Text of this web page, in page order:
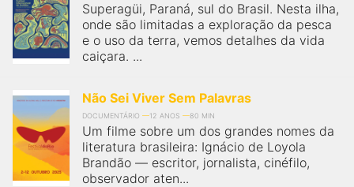
Superagüi, Paraná, sul do Brasil. Nesta ilha,
onde são limitadas a exploração da pesca
e o uso da terra, vemos detalhes da vida
caiçara. ...
Não Sei Viver Sem Palavras
DOCUMENTÁRIO 12 ANOS 80 MIN
Um filme sobre um dos grandes nomes da
literatura brasileira: Ignácio de Loyola
Brandão — escritor, jornalista, cinéfilo,
observador aten...